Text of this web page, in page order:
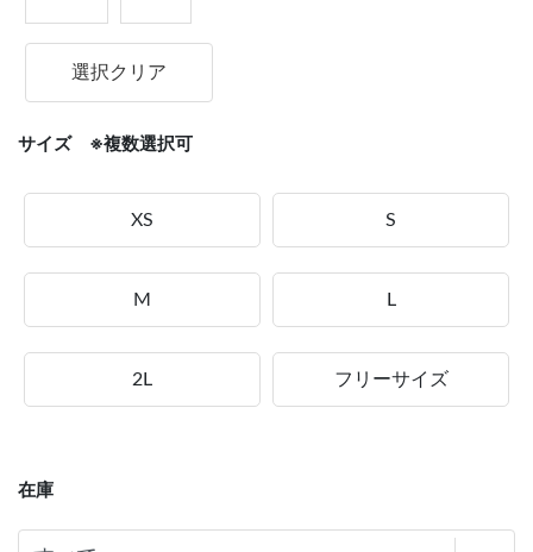
選択クリア
サイズ ※複数選択可
XS S
M L
2L フリーサイズ
在庫